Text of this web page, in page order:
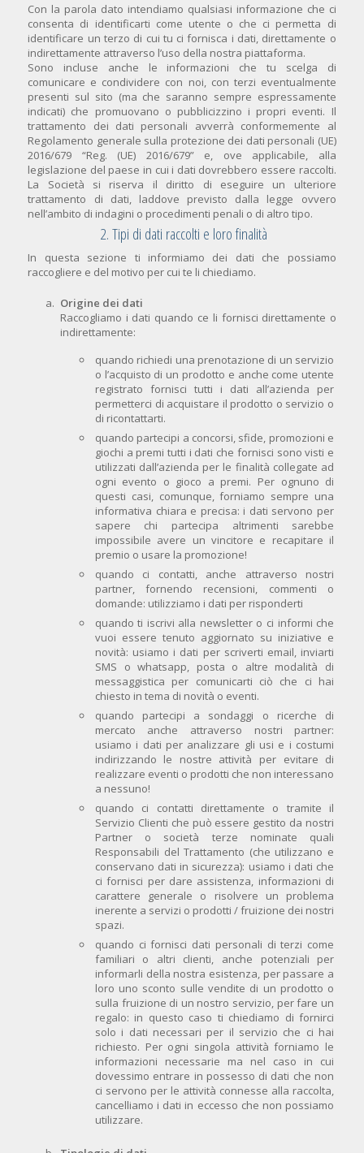
Con la parola dato intendiamo qualsiasi informazione che ci
consenta di identificarti come utente o che ci permetta di
identificare un terzo di cui tu ci fornisca i dati, direttamente o
indirettamente attraverso l’uso della nostra piattaforma.
Sono incluse anche le informazioni che tu scelga di
comunicare e condividere con noi, con terzi eventualmente
presenti sul sito (ma che saranno sempre espressamente
indicati) che promuovano o pubblicizzino i propri eventi. Il
trattamento dei dati personali avverrà conformemente al
Regolamento generale sulla protezione dei dati personali (UE)
2016/679 “Reg. (UE) 2016/679” e, ove applicabile, alla
legislazione del paese in cui i dati dovrebbero essere raccolti.
La Società si riserva il diritto di eseguire un ulteriore
trattamento di dati, laddove previsto dalla legge ovvero
nell’ambito di indagini o procedimenti penali o di altro tipo.
2. Tipi di dati raccolti e loro finalità
In questa sezione ti informiamo dei dati che possiamo
raccogliere e del motivo per cui te li chiediamo.
Origine dei dati
Raccogliamo i dati quando ce li fornisci direttamente o
indirettamente:
quando richiedi una prenotazione di un servizio
o l’acquisto di un prodotto e anche come utente
registrato fornisci tutti i dati all’azienda per
permetterci di acquistare il prodotto o servizio o
di ricontattarti.
quando partecipi a concorsi, sfide, promozioni e
giochi a premi tutti i dati che fornisci sono visti e
utilizzati dall’azienda per le finalità collegate ad
ogni evento o gioco a premi. Per ognuno di
questi casi, comunque, forniamo sempre una
informativa chiara e precisa: i dati servono per
sapere chi partecipa altrimenti sarebbe
impossibile avere un vincitore e recapitare il
premio o usare la promozione!
quando ci contatti, anche attraverso nostri
partner, fornendo recensioni, commenti o
domande: utilizziamo i dati per risponderti
quando ti iscrivi alla newsletter o ci informi che
vuoi essere tenuto aggiornato su iniziative e
novità: usiamo i dati per scriverti email, inviarti
SMS o whatsapp, posta o altre modalità di
messaggistica per comunicarti ciò che ci hai
chiesto in tema di novità o eventi.
quando partecipi a sondaggi o ricerche di
mercato anche attraverso nostri partner:
usiamo i dati per analizzare gli usi e i costumi
indirizzando le nostre attività per evitare di
realizzare eventi o prodotti che non interessano
a nessuno!
quando ci contatti direttamente o tramite il
Servizio Clienti che può essere gestito da nostri
Partner o società terze nominate quali
Responsabili del Trattamento (che utilizzano e
conservano dati in sicurezza): usiamo i dati che
ci fornisci per dare assistenza, informazioni di
carattere generale o risolvere un problema
inerente a servizi o prodotti / fruizione dei nostri
spazi.
quando ci fornisci dati personali di terzi come
familiari o altri clienti, anche potenziali per
informarli della nostra esistenza, per passare a
loro uno sconto sulle vendite di un prodotto o
sulla fruizione di un nostro servizio, per fare un
regalo: in questo caso ti chiediamo di fornirci
solo i dati necessari per il servizio che ci hai
richiesto. Per ogni singola attività forniamo le
informazioni necessarie ma nel caso in cui
dovessimo entrare in possesso di dati che non
ci servono per le attività connesse alla raccolta,
cancelliamo i dati in eccesso che non possiamo
utilizzare.